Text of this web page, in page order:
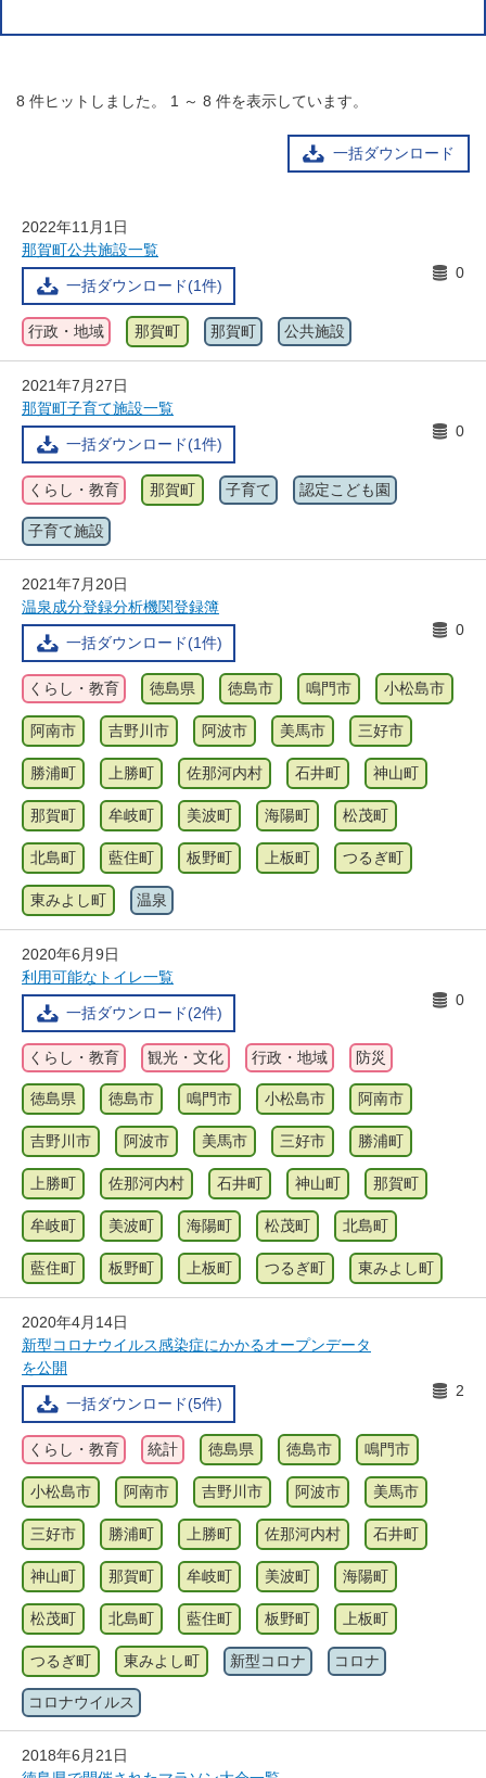
8 件ヒットしました。 1 ～ 8 件を表示しています。
一括ダウンロード
2022年11月1日
那賀町公共施設一覧
一括ダウンロード(1件)
0
行政・地域 那賀町 那賀町 公共施設
2021年7月27日
那賀町子育て施設一覧
一括ダウンロード(1件)
0
くらし・教育 那賀町 子育て 認定こども園
子育て施設
2021年7月20日
温泉成分登録分析機関登録簿
一括ダウンロード(1件)
0
くらし・教育 徳島県 徳島市 鳴門市 小松島市
阿南市 吉野川市 阿波市 美馬市 三好市
勝浦町 上勝町 佐那河内村 石井町 神山町
那賀町 牟岐町 美波町 海陽町 松茂町
北島町 藍住町 板野町 上板町 つるぎ町
東みよし町 温泉
2020年6月9日
利用可能なトイレ一覧
一括ダウンロード(2件)
0
くらし・教育 観光・文化 行政・地域 防災
徳島県 徳島市 鳴門市 小松島市 阿南市
吉野川市 阿波市 美馬市 三好市 勝浦町
上勝町 佐那河内村 石井町 神山町 那賀町
牟岐町 美波町 海陽町 松茂町 北島町
藍住町 板野町 上板町 つるぎ町 東みよし町
2020年4月14日
新型コロナウイルス感染症にかかるオープンデータ
を公開
一括ダウンロード(5件)
2
くらし・教育 統計 徳島県 徳島市 鳴門市
小松島市 阿南市 吉野川市 阿波市 美馬市
三好市 勝浦町 上勝町 佐那河内村 石井町
神山町 那賀町 牟岐町 美波町 海陽町
松茂町 北島町 藍住町 板野町 上板町
つるぎ町 東みよし町 新型コロナ コロナ
コロナウイルス
2018年6月21日